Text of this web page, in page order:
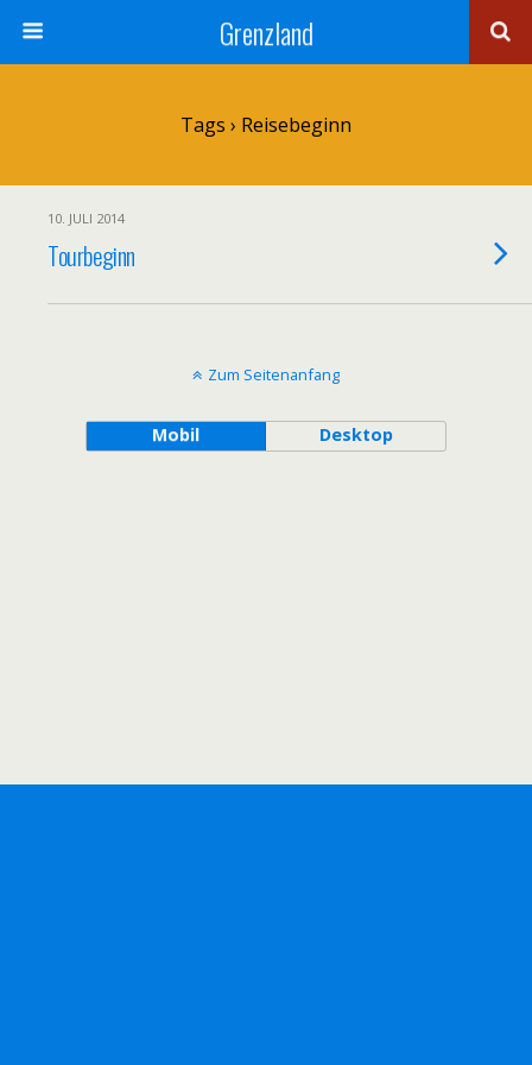
Grenzland
Tags › Reisebeginn
10. JULI 2014
Tourbeginn
Zum Seitenanfang
Mobil Desktop